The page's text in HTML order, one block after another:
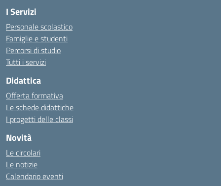
I Servizi
Personale scolastico
Famiglie e studenti
Percorsi di studio
Tutti i servizi
Didattica
Offerta formativa
Le schede didattiche
I progetti delle classi
Novità
Le circolari
Le notizie
Calendario eventi